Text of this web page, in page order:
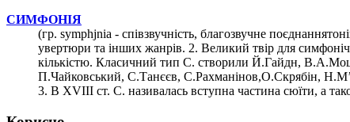
СИМФОНІЯ
(гр. symphjnia - cпівзвучність, благозвучне
увертюри та інших жанрів. 2. Великий твір для
кількістю. Класичний тип С. створили Й.Гайдн,
П.Чайковський, С.Танєєв, С.Рахманінов,О.Скрябін,
3. В XVIII ст. С. називалась вступна частина сюїти, а